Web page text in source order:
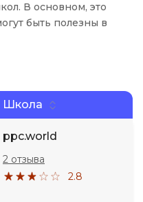
В основном, это
быть полезны в
Школа
ppc.world
2.8
2 отзыва